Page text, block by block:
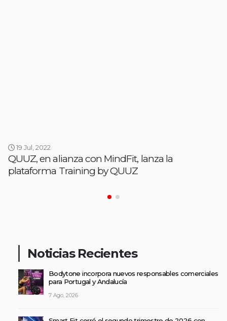
19 Jul, 2022
QUUZ, en alianza con MindFit, lanza la
plataforma Training by QUUZ
Noticias Recientes
Bodytone incorpora nuevos responsables comerciales
para Portugal y Andalucía
7 Ago, 2026